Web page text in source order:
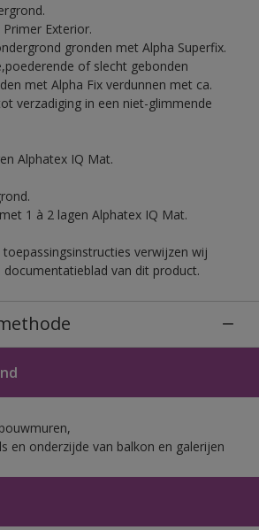
Exterior.
gronden met Alpha Superfix.
of slecht gebonden
met Alpha Fix verdunnen met ca.
verzadiging in een niet-glimmende
Alphatex IQ Mat.
1 à 2 lagen Alphatex IQ Mat.
verwijzen wij
documentatieblad van dit product.
en onderzijde van balkon en galerijen